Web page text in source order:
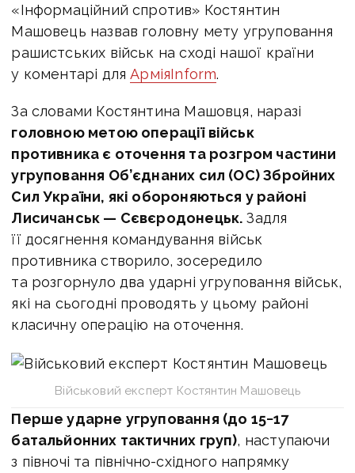
«Інформаційний спротив» Костянтин
Машовець назвав головну мету угруповання
рашистських військ на сході нашої країни
у коментарі дляАрміяInform.
За словами Костянтина Машовця, наразі
головною метою операції військ
противника є оточення та розгром частини
угруповання Об’єднаних сил (ОС) Збройних
Сил України, які обороняються у районі
Лисичанськ — Сєвєродонецьк. Задля
її досягнення командування військ
противника створило, зосередило
та розгорнуло два ударні угруповання військ,
які на сьогодні проводять у цьому районі
класичну операцію на оточення.
Військовий експерт Костянтин Машовець
Перше ударне угруповання (до 15−17
батальйонних тактичних груп), наступаючи
з півночі та північно-східного напрямку